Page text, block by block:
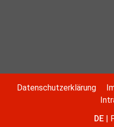
Datenschutzerklärung
DE